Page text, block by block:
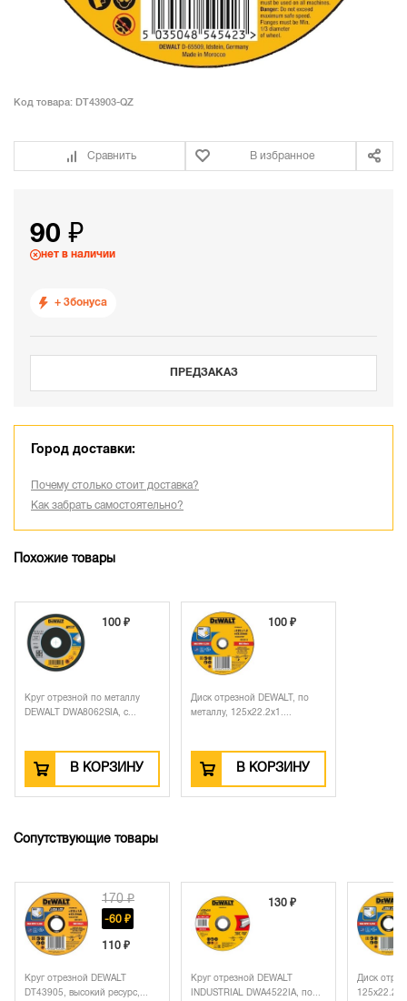
Код товара: DT43903-QZ
Сравнить В избранное
90 ₽
нет в наличии
+ 3бонуса
ПРЕДЗАКАЗ
Город доставки:
Почему столько стоит доставка?
Как забрать самостоятельно?
Похожие товары
100 ₽
Круг отрезной по металлу
DEWALT DWA8062SIA, с...
В КОРЗИНУ
100 ₽
Диск отрезной DEWALT, по
металлу, 125х22.2х1....
В КОРЗИНУ
Сопутствующие товары
170 ₽
-60 ₽
110 ₽
Круг отрезной DEWALT
DT43905, высокий ресурс,...
130 ₽
Круг отрезной DEWALT
INDUSTRIAL DWA4522IA, по...
Диск отрезной
125х22.23х1.6